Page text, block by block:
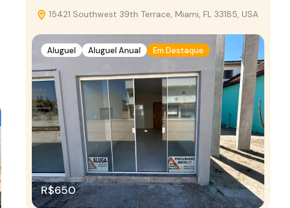
15421 Southwest 39th Terrace, Miami, FL 33185, USA
Aluguel Aluguel Anual Em Destaque
R$650